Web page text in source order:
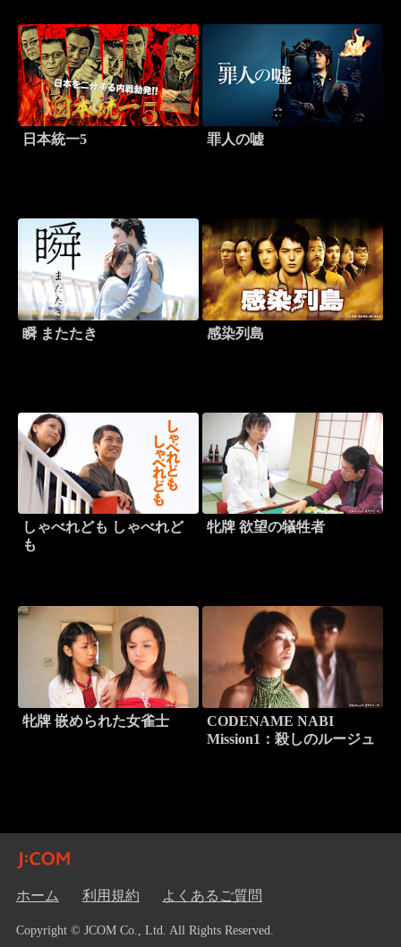
日本統一5 罪人の嘘
瞬 またたき 感染列島
しゃべれども しゃべれど
も
牝牌 欲望の犠牲者
牝牌 嵌められた女雀士
CODENAME NABI
Mission1：殺しのルージュ
ホーム 利用規約 よくあるご質問
Copyright © JCOM Co., Ltd. All Rights Reserved.